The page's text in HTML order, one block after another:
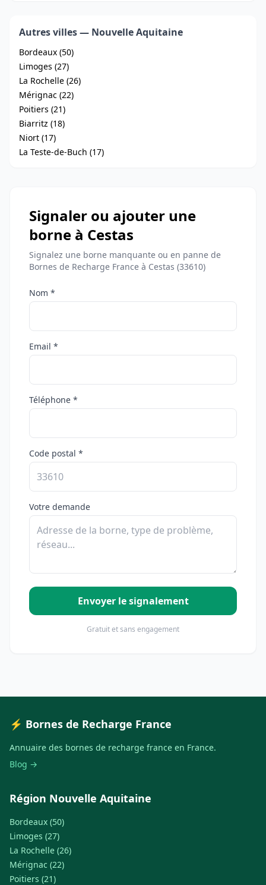
Autres villes — Nouvelle Aquitaine
Bordeaux (50)
Limoges (27)
La Rochelle (26)
Mérignac (22)
Poitiers (21)
Biarritz (18)
Niort (17)
La Teste-de-Buch (17)
Signaler ou ajouter une
borne à Cestas
Signalez une borne manquante ou en panne de
Bornes de Recharge France à Cestas (33610)
Nom *
Email *
Téléphone *
Code postal *
Votre demande
Envoyer le signalement
Gratuit et sans engagement
⚡ Bornes de Recharge France
Annuaire des bornes de recharge france en France.
Blog →
Région Nouvelle Aquitaine
Bordeaux (50)
Limoges (27)
La Rochelle (26)
Mérignac (22)
Poitiers (21)